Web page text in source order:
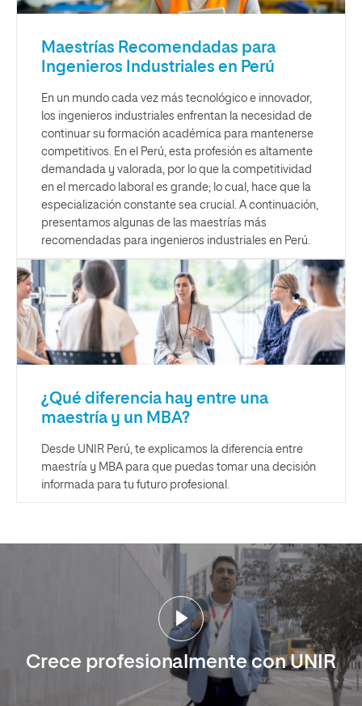
Maestrías Recomendadas para
Ingenieros Industriales en Perú
En un mundo cada vez más tecnológico e innovador,
los ingenieros industriales enfrentan la necesidad de
continuar su formación académica para mantenerse
competitivos. En el Perú, esta profesión es altamente
demandada y valorada, por lo que la competitividad
en el mercado laboral es grande; lo cual, hace que la
especialización constante sea crucial. A continuación,
presentamos algunas de las maestrías más
recomendadas para ingenieros industriales en Perú.
¿Qué diferencia hay entre una
maestría y un MBA?
Desde UNIR Perú, te explicamos la diferencia entre
maestría y MBA para que puedas tomar una decisión
informada para tu futuro profesional.
Crece profesionalmente con UNIR